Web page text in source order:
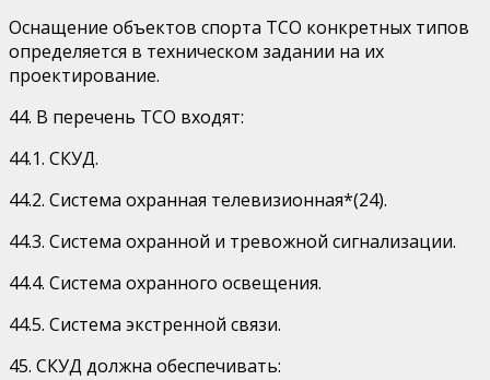
Оснащение объектов спорта ТСО конкретных типов
определяется в техническом задании на их
проектирование.
44. В перечень ТСО входят:
44.1. СКУД.
44.2. Система охранная телевизионная*(24).
44.3. Система охранной и тревожной сигнализации.
44.4. Система охранного освещения.
44.5. Система экстренной связи.
45. СКУД должна обеспечивать: